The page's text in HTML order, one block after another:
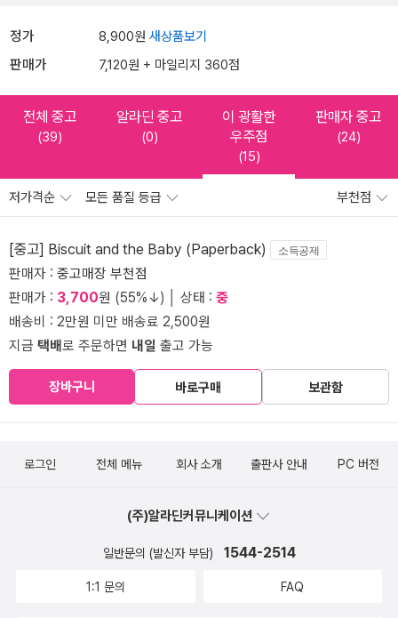
정가 8,900원 새상품보기
판매가 7,120원 + 마일리지 360점
전체 중고
(39)
알라딘 중고
(0)
이 광활한
우주점
(15)
판매자 중고
(24)
저가격순 모든 품질 등급 부천점
[중고] Biscuit and the Baby (Paperback) 소득공제
판매자 : 중고매장 부천점
판매가 : 3,700원 (55%↓) │ 상태 : 중
배송비 : 2만원 미만 배송료 2,500원
지금 택배로 주문하면 내일 출고 가능
장바구니 바로구매 보관함
로그인 전체 메뉴 회사 소개 출판사 안내 PC 버전
(주)알라딘커뮤니케이션
일반문의 (발신자 부담) 1544-2514
1:1 문의 FAQ